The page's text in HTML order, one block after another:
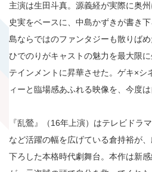
主演は生田斗真。源義経が実際に奥
史実をベースに、中島かずきが書き
島ならではのファンタジーも散りば
ひでのりがキャストの魅力を最大限
テインメントに昇華させた。ゲキ×シ
ィーと臨場感あふれる映像を、今度は
『乱鶯』（16年上演）はテレビドラ
など活躍の幅を広げている倉持裕が
下ろした本格時代劇舞台。本作は新